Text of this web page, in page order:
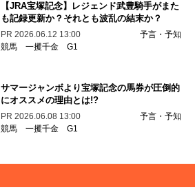
【JRA宝塚記念】レジェンド武豊騎手がまた
も記録更新か？それとも波乱の結末か？
PR 2026.06.12 13:00
予言・予知
競馬 一攫千金 G1
サマージャンボより宝塚記念の馬券が圧倒的
にオススメの理由とは!?
PR 2026.06.08 13:00
予言・予知
競馬 一攫千金 G1